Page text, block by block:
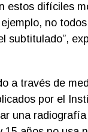
estos difíciles
no
subtitulado”,
a través de
por el
una